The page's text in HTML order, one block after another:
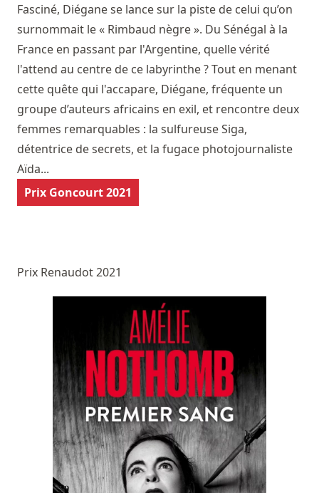
Fasciné, Diégane se lance sur la piste de celui qu’on
surnommait le « Rimbaud nègre ». Du Sénégal à la
France en passant par l'Argentine, quelle vérité
l'attend au centre de ce labyrinthe ? Tout en menant
cette quête qui l'accapare, Diégane, fréquente un
groupe d’auteurs africains en exil, et rencontre deux
femmes remarquables : la sulfureuse Siga,
détentrice de secrets, et la fugace photojournaliste
Aïda...
Prix Goncourt 2021
Prix Renaudot 2021